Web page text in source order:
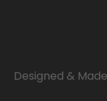
Designed &